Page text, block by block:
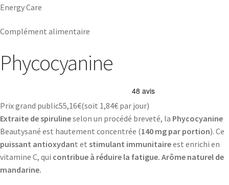
Energy Care
Complément alimentaire
Phycocyanine
Prix grand public55,16€(soit 1,84€ par jour)
Extraite de spirulineselon un procédé breveté, la Phycocyanine
Beautysané est hautement concentrée (140 mg par portion). Ce
puissant antioxydant et stimulant immunitaireest enrichi en
vitamine C, qui contribue à réduire la fatigue. Arôme naturel de
mandarine.